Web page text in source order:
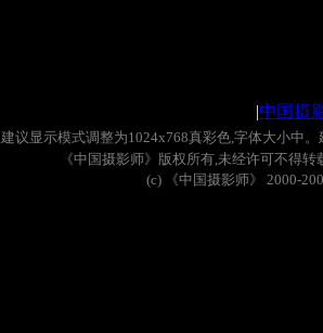
|中国摄
建议显示模式调整为1024x768真彩色,字体大小中。
《中国摄影师》版权所有,未经许可不得转
(c)
《中国摄影师》 2000-200